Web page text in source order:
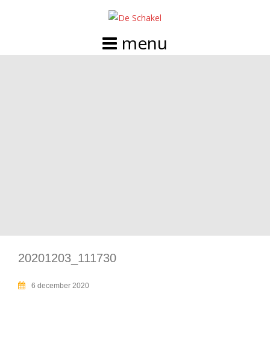
20201203_111730
6 december 2020